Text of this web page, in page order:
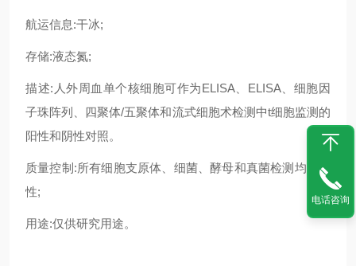
航运信息:干冰;
存储:液态氮;
描述:人外周血单个核细胞可作为ELISA、ELISA、细胞因
子珠阵列、四聚体/五聚体和流式细胞术检测中t细胞监测的
阳性和阴性对照。
质量控制:所有细胞支原体、细菌、酵母和真菌检测均为阴
性;
用途:仅供研究用途。
电话咨询